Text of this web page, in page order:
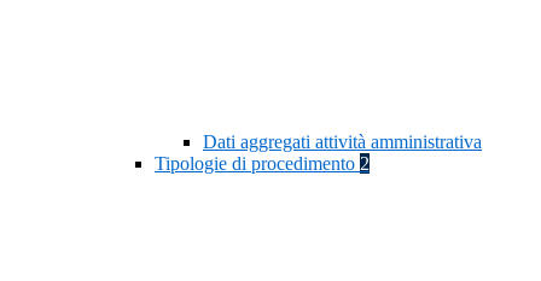
Dati aggregati attività amministrativa
Tipologie di procedimento 2